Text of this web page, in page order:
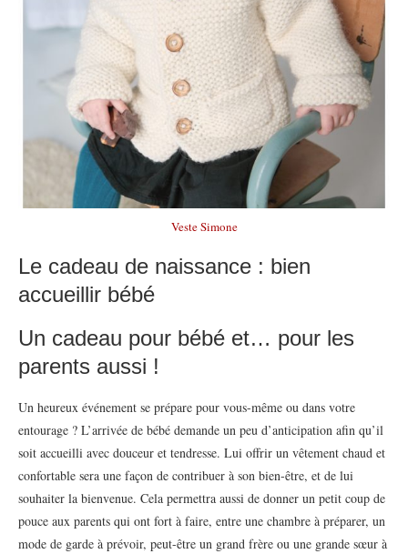
Veste Simone
Le cadeau de naissance : bien
accueillir bébé
Un cadeau pour bébé et… pour les
parents aussi !
Un heureux événement se prépare pour vous-même ou dans votre
entourage ? L’arrivée de bébé demande un peu d’anticipation afin qu’il
soit accueilli avec douceur et tendresse. Lui offrir un vêtement chaud et
confortable sera une façon de contribuer à son bien-être, et de lui
souhaiter la bienvenue. Cela permettra aussi de donner un petit coup de
pouce aux parents qui ont fort à faire, entre une chambre à préparer, un
mode de garde à prévoir, peut-être un grand frère ou une grande sœur à